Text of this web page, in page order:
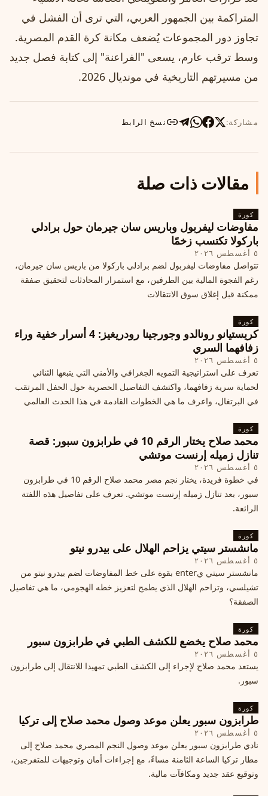
المتراكمة بين الجمهور العربي، التي ترى أن الفشل في
تجاوز دور المجموعات يُضعف مكانة كرة القدم المصرية.
وسط ترقب عارم، يسعى "الفراعنة" إلى كتابة فصل جديد
من مسيرتهم التاريخية في مونديال 2026.
مشاركة: نسخ الرابط
مقالات ذات صلة
كورة
مفاوضات ليفربول وباريس سان جيرمان حول برادلي
باركولا تكتسب زخمًا
٥ أغسطس ٢٠٢٦
تتواصل مفاوضات ليفربول لضم برادلي باركولا من باريس سان جيرمان،
رغم الفجوة المالية بين الطرفين، مع استمرار المحادثات لتحقيق صفقة
ممكنة قبل إغلاق سوق الانتقالات
كورة
كريستيانو رونالدو وجورجينا رودريغيز: 4 أسرار خفية وراء
زفافهما السري
٥ أغسطس ٢٠٢٦
تعرف على استراتيجية التمويه الجغرافي والأمني التي يتبعها الثنائي
لحماية سرية زفافهما، واكتشف التفاصيل الحصرية حول الحفل المرتقب
في البرتغال، واعرف ما هي الخطوات القادمة في هذا الحدث العالمي
كورة
محمد صلاح يختار الرقم 10 في طرابزون سبور: قصة
تنازل زميله إرنست موتشي
٥ أغسطس ٢٠٢٦
في خطوة فريدة، يختار نجم مصر محمد صلاح الرقم 10 في طرابزون
سبور، بعد تنازل زميله إرنست موتشي. تعرف على تفاصيل هذه اللفتة
الرائعة.
كورة
مانشستر سيتي يزاحم الهلال على بيدرو نيتو
٥ أغسطس ٢٠٢٦
مانشستر سيتي يenter بقوة على خط المفاوضات لضم بيدرو نيتو من
تشيلسي، وتزاحم الهلال الذي يطمح لتعزيز خطه الهجومي، ما هي تفاصيل
الصفقة؟
كورة
محمد صلاح يخضع للكشف الطبي في طرابزون سبور
٥ أغسطس ٢٠٢٦
يستعد محمد صلاح لإجراء إلى الكشف الطبي تمهيدا للانتقال إلى طرابزون
سبور.
كورة
طرابزون سبور يعلن موعد وصول محمد صلاح إلى تركيا
٥ أغسطس ٢٠٢٦
نادي طرابزون سبور يعلن موعد وصول النجم المصري محمد صلاح إلى
مطار تركيا الساعة الثامنة مساءً، مع إجراءات أمان وتوجيهات للمتفرجين،
وتوقيع عقد جديد ومكافآت مالية.